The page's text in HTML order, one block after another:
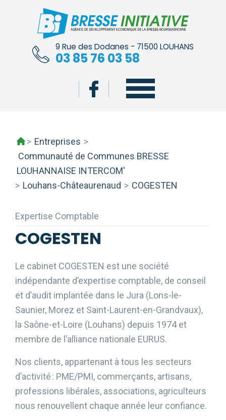
9 Rue des Dodanes - 71500 LOUHANS
03 85 76 03 58
> Entreprises >
Communauté de Communes BRESSE
LOUHANNAISE INTERCOM'
> Louhans-Châteaurenaud > COGESTEN
Expertise Comptable
COGESTEN
Le cabinet COGESTEN est une société
indépendante d’expertise comptable, de conseil
et d’audit implantée dans le Jura (Lons-le-
Saunier, Morez et Saint-Laurent-en-Grandvaux),
la Saône-et-Loire (Louhans) depuis 1974 et
membre de l’alliance nationale EURUS.
Nos clients, appartenant à tous les secteurs
d’activité : PME/PMI, commerçants, artisans,
professions libérales, associations, agriculteurs
nous renouvellent chaque année leur confiance.